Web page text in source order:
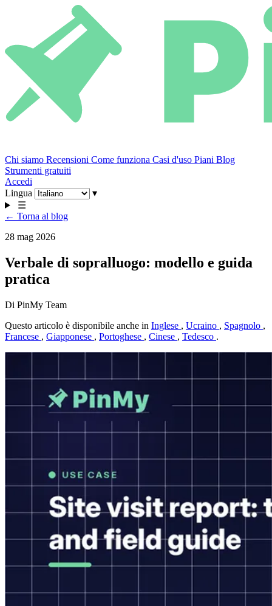
Chi siamo Recensioni Come funziona Casi d'uso Piani Blog
Strumenti gratuiti
Accedi
Lingua
▾
☰
← Torna al blog
28 mag 2026
Verbale di sopralluogo: modello e guida
pratica
Di PinMy Team
Questo articolo è disponibile anche in Inglese , Ucraino , Spagnolo ,
Francese , Giapponese , Portoghese , Cinese , Tedesco .